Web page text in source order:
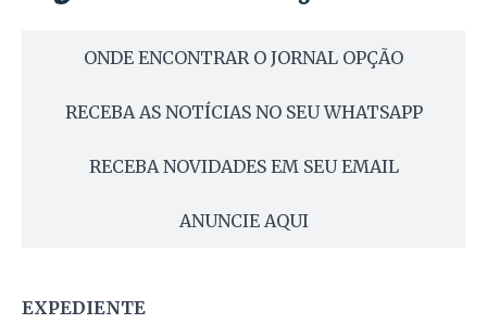
ONDE ENCONTRAR O JORNAL OPÇÃO
RECEBA AS NOTÍCIAS NO SEU WHATSAPP
RECEBA NOVIDADES EM SEU EMAIL
ANUNCIE AQUI
EXPEDIENTE